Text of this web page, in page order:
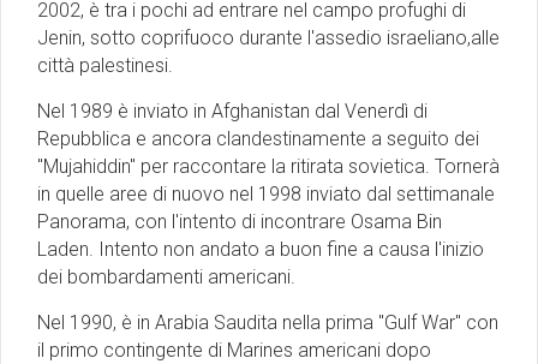
2002, è tra i pochi ad entrare nel campo profughi di
Jenin, sotto coprifuoco durante l'assedio israeliano,alle
città palestinesi.
Nel 1989 è inviato in Afghanistan dal Venerdì di
Repubblica e ancora clandestinamente a seguito dei
"Mujahiddin" per raccontare la ritirata sovietica. Tornerà
in quelle aree di nuovo nel 1998 inviato dal settimanale
Panorama, con l'intento di incontrare Osama Bin
Laden. Intento non andato a buon fine a causa l'inizio
dei bombardamenti americani.
Nel 1990, è in Arabia Saudita nella prima "Gulf War" con
il primo contingente di Marines americani dopo